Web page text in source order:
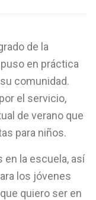
de la
en práctica
comunidad.
el servicio,
de verano que
para niños.
en la escuela, así
los jóvenes
quiero ser en